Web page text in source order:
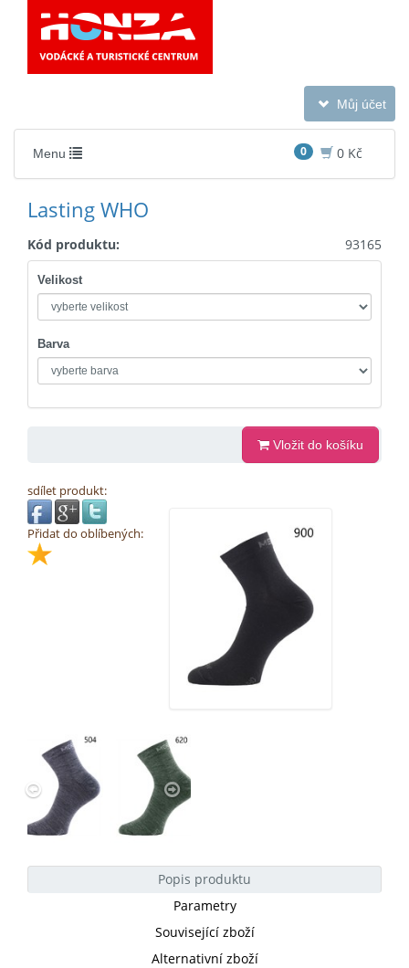
Toggle
navigation
Můj účet
Toggle
Menu 0 0 Kč
Lasting WHO
Kód produktu: 93165
Velikost
Barva
Vložit do košíku
sdílet produkt:
Přidat do oblíbených:
Popis produktu
Parametry
Související zboží
Alternativní zboží